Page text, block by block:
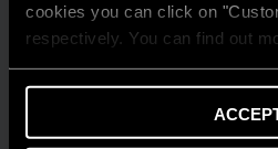
cookies you can click on
respectively. You can find out
AMBIENTE
Risparmio energetico:
casa in un modello di
LEGGI DI